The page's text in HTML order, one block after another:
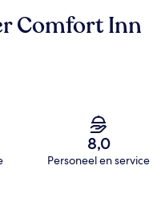
Comfort Inn
8,0
Personeel en service